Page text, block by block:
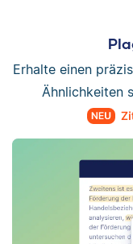
Erhalte einen
Ähnlichkeiten